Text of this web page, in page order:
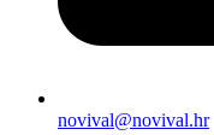
novival@novival.hr